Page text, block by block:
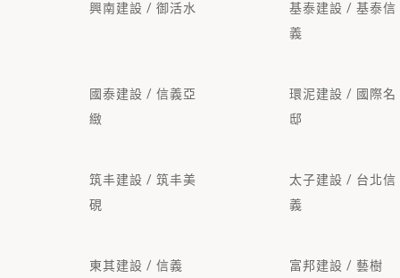
興南建設 / 御活水
基泰建設 / 基泰信
義
國泰建設 / 信義亞
緻
環泥建設 / 國際名
邸
筑丰建設 / 筑丰美
硯
太子建設 / 台北信
義
東其建設 / 信義
富邦建設 / 藝樹